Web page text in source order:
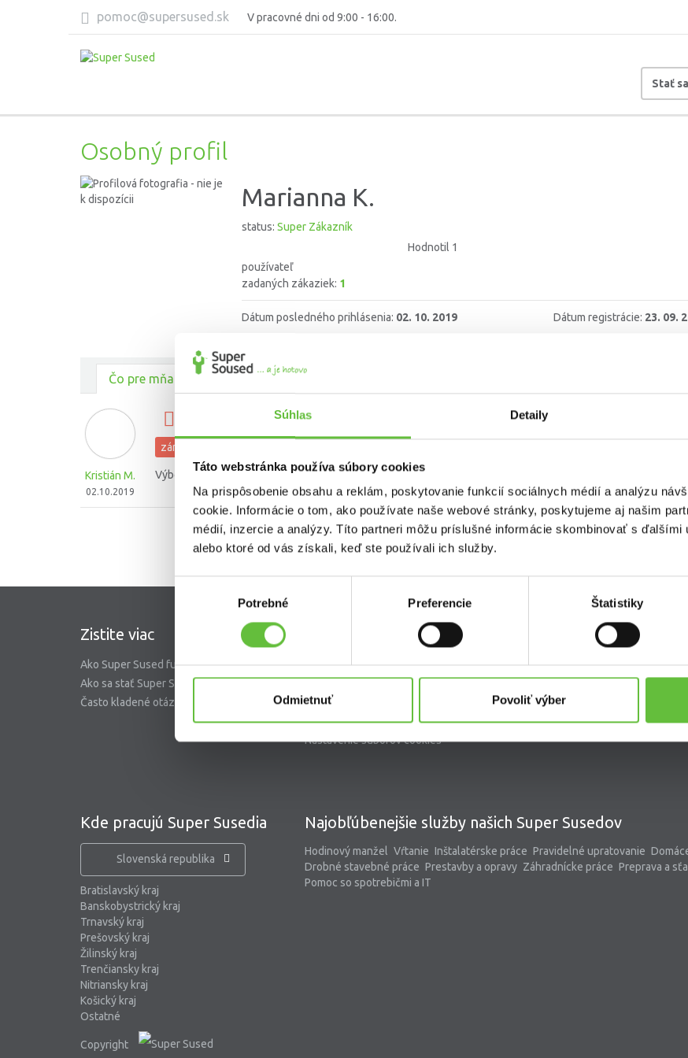
Súhlas Detaily
Táto webstránka používa súbory cookies
Na prispôsobenie obsahu a reklám, poskytovanie funkcií sociálnych médií a analýzu
cookie. Informácie o tom, ako používate naše webové stránky, poskytujeme aj našim
médií, inzercie a analýzy. Títo partneri môžu príslušné informácie skombinovať s ďalšími
alebo ktoré od vás získali, keď ste používali ich služby.
Výber
Potrebné Preferencie Štatistiky
Odmietnuť Povoliť výber
pomoc@supersused.sk V pracovné dni od 9:00 - 16:00.
Stať
Osobný profil
Marianna K.
status: Super Zákazník
Hodnotil 1
používateľ
zadaných zákaziek: 1
Dátum posledného prihlásenia: 02. 10. 2019 Dátum registrácie: 23. 09.
Čo pre mňa urobili ostatní
Kristián M.
02.10.2019
výmena zámku na poštovej schránke
zámočnícke práce
Výborný, spoľahlivý, prišiel na dohodnutý čas a promptne vyriešil problém ,Marianna
Zistite viac
Ako Super Sused funguje?
Ako sa stať Super Susedom?
Často kladené otázky
O nás
Riešenie problémov a reklamácií
Blog
Nastavenie súborov cookies
Supersused.sk s.r.o.
kontaktný formulár
Kde pracujú Super Susedia
Slovenská republika
Bratislavský kraj
Banskobystrický kraj
Trnavský kraj
Prešovský kraj
Žilinský kraj
Trenčiansky kraj
Nitriansky kraj
Košický kraj
Ostatné
Najobľúbenejšie služby našich Super Susedov
Hodinový manžel Vŕtanie Inštalatérske práce Pravidelné upratovanie
Drobné stavebné práce Prestavby a opravy Záhradnícke práce Preprava a
Pomoc so spotrebičmi a IT
Copyright